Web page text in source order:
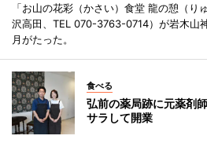
「お山の花彩（かさい）食堂 龍の憩（り
沢高田、TEL 070-3763-0714）が岩木山
月がたった。
食べる
弘前の薬局跡に元薬剤
サラして開業